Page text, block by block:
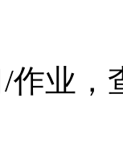
作业